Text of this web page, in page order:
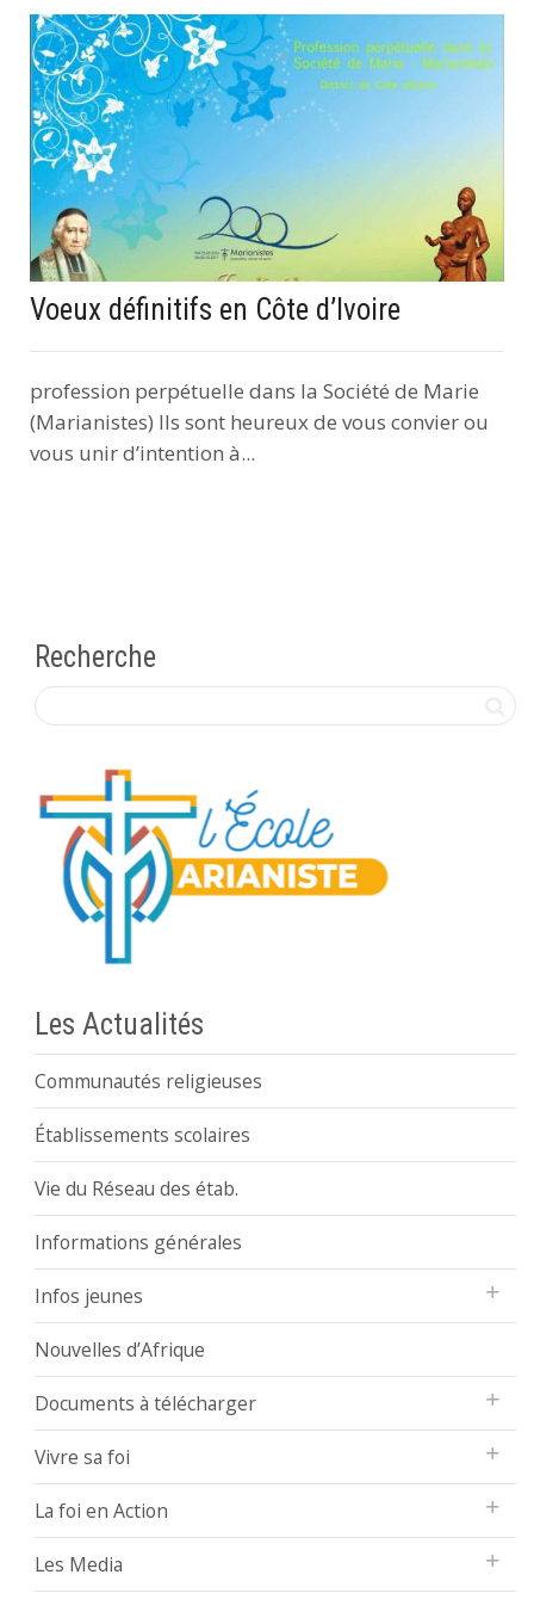
Voeux définitifs en Côte d’Ivoire
profession perpétuelle dans la Société de Marie
(Marianistes) Ils sont heureux de vous convier ou
vous unir d’intention à...
Recherche
Les Actualités
Communautés religieuses
Établissements scolaires
Vie du Réseau des étab.
Informations générales
Infos jeunes
Nouvelles d’Afrique
Documents à télécharger
Vivre sa foi
La foi en Action
Les Media